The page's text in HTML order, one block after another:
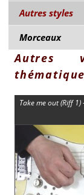
Autres styles
Morceaux
Autres
Take me out (Riff